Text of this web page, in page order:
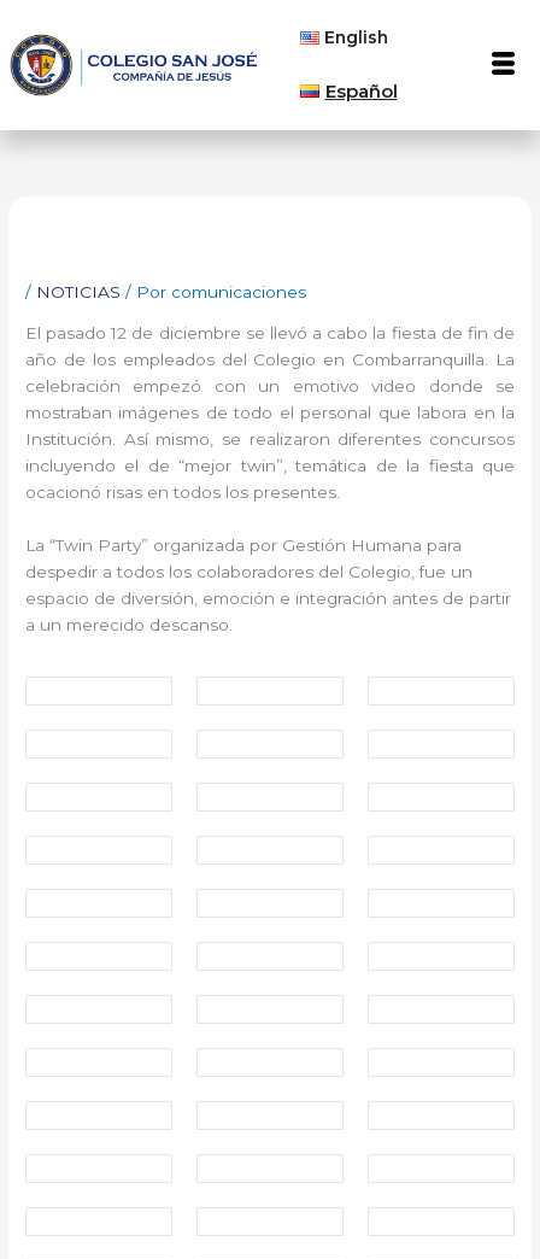
contenido
English
Español
/ NOTICIAS / Por comunicaciones
El pasado 12 de diciembre se llevó a cabo la fiesta de fin de
año de los empleados del Colegio en Combarranquilla. La
celebración empezó con un emotivo video donde se
mostraban imágenes de todo el personal que labora en la
Institución. Así mismo, se realizaron diferentes concursos
incluyendo el de “mejor twin”, temática de la fiesta que
ocacionó risas en todos los presentes.
La “Twin Party” organizada por Gestión Humana para
despedir a todos los colaboradores del Colegio, fue un
espacio de diversión, emoción e integración antes de partir
a un merecido descanso.